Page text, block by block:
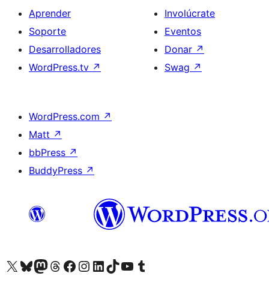
Aprender
Soporte
Desarrolladores
WordPress.tv ↗
Involúcrate
Eventos
Donar ↗
Swag ↗
WordPress.com ↗
Matt ↗
bbPress ↗
BuddyPress ↗
Visita nuestra cuenta de X (anteriormente Twitter)
Visita nuestra cuenta de Bluesky
Visita nuestra cuenta de Mastodon
Visita nuestra cuenta de Threads
Visita nuestra página de Facebook
Visita nuestra cuenta de Instagram
Visita nuestra cuenta de LinkedIn
Visita nuestra cuenta de TikTok
Visita nuestro canal de YouTube
Visita nuestra cuenta de Tumblr